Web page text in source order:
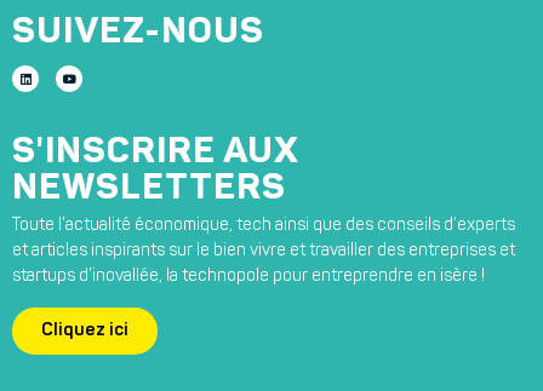
SUIVEZ-NOUS
S'INSCRIRE AUX
NEWSLETTERS
Toute l’actualité économique, tech ainsi que des conseils d’experts
et articles inspirants sur le bien vivre et travailler des entreprises et
startups d’inovallée, la technopole pour entreprendre en isère !
Cliquez ici